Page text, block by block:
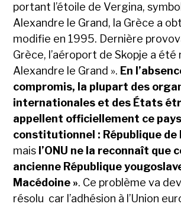
portant l’étoile de Vergina,
Alexandre le Grand, la Grèce a
modifie en 1995. Dernière
Grèce, l’aéroport de Skopje a été
Alexandre le Grand ». En
compromis, la plupart des
internationales et des États
appellent officiellement ce
constitutionnel : République de
mais l’ONU ne la reconnaît que
ancienne République
Macédoine ». Ce problème va
résolu car l’adhésion à l’Union